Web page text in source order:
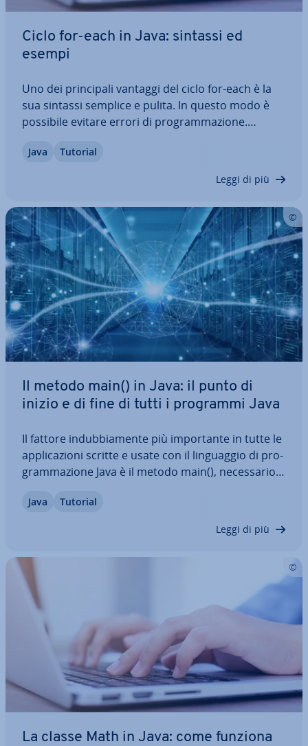
Ciclo for-each in Java: sintassi ed
esempi
Uno dei prin­ci­pa­li vantaggi del ciclo for-each è la
sua sintassi semplice e pulita. In questo modo è
possibile evitare errori di pro­gram­ma­zio­ne.
men­te rispetto ad altri metodi di ese­cu­zio­ne dei
Java Tutorial
Leggi di più
Il metodo main() in Java: il punto di
inizio e di fine di tutti i programmi Java
Il fattore in­dub­bia­men­te più im­por­tan­te in tutte le
ap­pli­ca­zio­ni scritte e usate con il lin­guag­gio di pro­
gram­ma­zio­ne Java è il metodo main(), ne­ces­sa­rio
questo articolo ti spie­ghia­mo quindi con pre­ci­sio­
Java Tutorial
Leggi di più
La classe Math in Java: come funziona